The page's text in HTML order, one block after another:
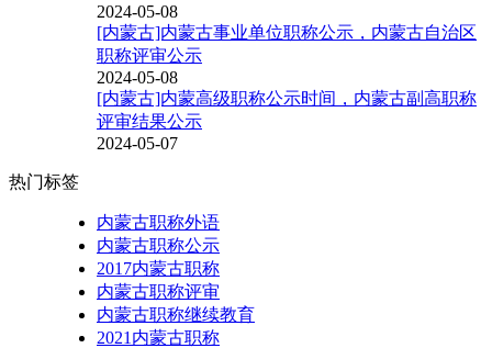
2024-05-08
[内蒙古]内蒙古事业单位职称公示，内蒙古自治区
职称评审公示
2024-05-08
[内蒙古]内蒙高级职称公示时间，内蒙古副高职称
评审结果公示
2024-05-07
热门标签
内蒙古职称外语
内蒙古职称公示
2017内蒙古职称
内蒙古职称评审
内蒙古职称继续教育
2021内蒙古职称